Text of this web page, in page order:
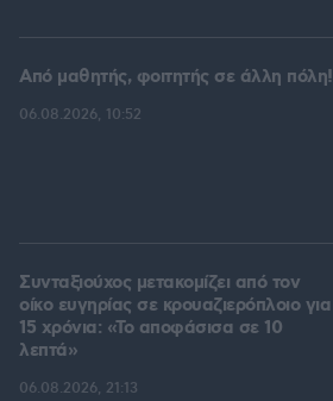
Από μαθητής, φοιτητής σε άλλη πόλη!
06.08.2026, 10:52
Συνταξιούχος μετακομίζει από τον
οίκο ευγηρίας σε κρουαζιερόπλοιο για
15 χρόνια: «Το αποφάσισα σε 10
λεπτά»
06.08.2026, 21:13